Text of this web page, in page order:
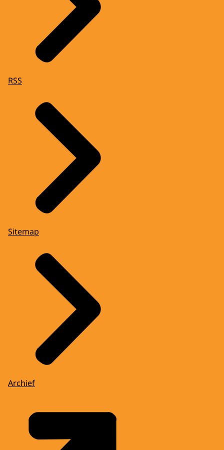
RSS
Sitemap
Archief